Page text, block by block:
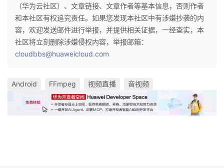
（华为云社区）、文章链接、文章作者等基本信息，否则作者
和本社区有权追究责任。如果您发现本社区中有涉嫌抄袭的内
容，欢迎发送邮件进行举报，并提供相关证据，一经查实，本
社区将立刻删除涉嫌侵权内容，举报邮箱：
cloudbbs@huaweicloud.com
Android FFmpeg 视频直播 音视频